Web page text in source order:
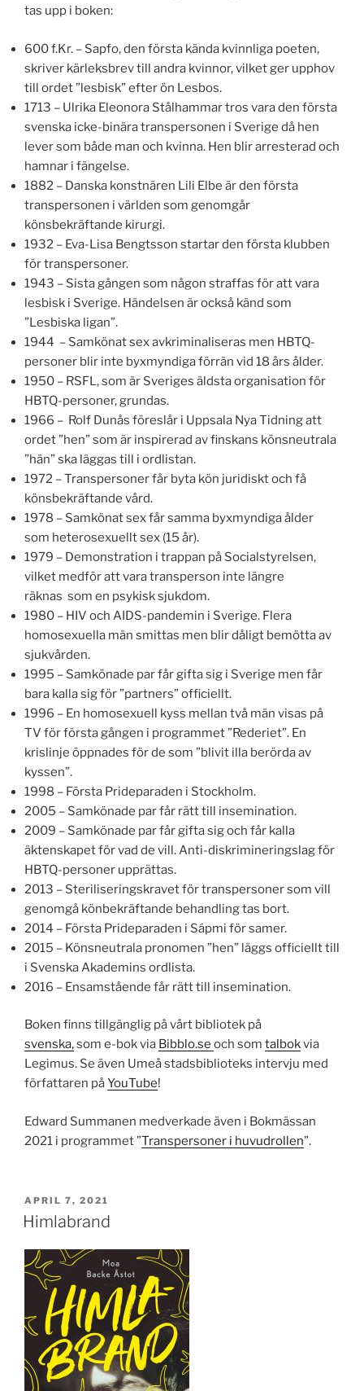
tas upp i boken:
600 f.Kr. – Sapfo, den första kända kvinnliga poeten,
skriver kärleksbrev till andra kvinnor, vilket ger upphov
till ordet ”lesbisk” efter ön Lesbos.
1713 – Ulrika Eleonora Stålhammar tros vara den första
svenska icke-binära transpersonen i Sverige då hen
lever som både man och kvinna. Hen blir arresterad och
hamnar i fängelse.
1882 – Danska konstnären Lili Elbe är den första
transpersonen i världen som genomgår
könsbekräftande kirurgi.
1932 – Eva-Lisa Bengtsson startar den första klubben
för transpersoner.
1943 – Sista gången som någon straffas för att vara
lesbisk i Sverige. Händelsen är också känd som
”Lesbiska ligan”.
1944 – Samkönat sex avkriminaliseras men HBTQ-
personer blir inte byxmyndiga förrän vid 18 års ålder.
1950 – RSFL, som är Sveriges äldsta organisation för
HBTQ-personer, grundas.
1966 – Rolf Dunås föreslår i Uppsala Nya Tidning att
ordet ”hen” som är inspirerad av finskans könsneutrala
”hän” ska läggas till i ordlistan.
1972 – Transpersoner får byta kön juridiskt och få
könsbekräftande vård.
1978 – Samkönat sex får samma byxmyndiga ålder
som heterosexuellt sex (15 år).
1979 – Demonstration i trappan på Socialstyrelsen,
vilket medför att vara transperson inte längre
räknas som en psykisk sjukdom.
1980 – HIV och AIDS-pandemin i Sverige. Flera
homosexuella män smittas men blir dåligt bemötta av
sjukvården.
1995 – Samkönade par får gifta sig i Sverige men får
bara kalla sig för ”partners” officiellt.
1996 – En homosexuell kyss mellan två män visas på
TV för första gången i programmet ”Rederiet”. En
krislinje öppnades för de som ”blivit illa berörda av
kyssen”.
1998 – Första Prideparaden i Stockholm.
2005 – Samkönade par får rätt till insemination.
2009 – Samkönade par får gifta sig och får kalla
äktenskapet för vad de vill. Anti-diskrimineringslag för
HBTQ-personer upprättas.
2013 – Steriliseringskravet för transpersoner som vill
genomgå könbekräftande behandling tas bort.
2014 – Första Prideparaden i Sápmi för samer.
2015 – Könsneutrala pronomen ”hen” läggs officiellt till
i Svenska Akademins ordlista.
2016 – Ensamstående får rätt till insemination.
Boken finns tillgänglig på vårt bibliotek på
svenska,som e-bok via Bibblo.se och som talbokvia
Legimus. Se även Umeå stadsbiblioteks intervju med
författaren påYouTube!
Edward Summanen medverkade även i Bokmässan
2021 i programmet ”Transpersoner i huvudrollen”.
PUBLICERAT
APRIL 7, 2021
Himlabrand